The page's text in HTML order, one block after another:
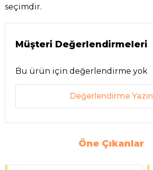
seçimdir.
Müşteri Değerlendirmeleri
Bu ürün için değerlendirme yok
Değerlendirme Yazın
Öne Çıkanlar